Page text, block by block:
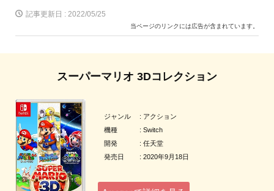
記事更新日 : 2022/05/25
当ページのリンクには広告が含まれています。
スーパーマリオ 3Dコレクション
ジャンル : アクション
機種 : Switch
開発 : 任天堂
発売日 : 2020年9月18日